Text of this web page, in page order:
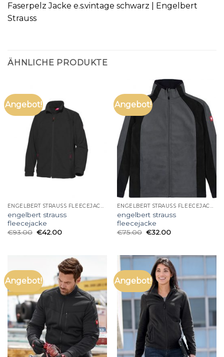
Faserpelz Jacke e.s.vintage schwarz | Engelbert
Strauss
ÄHNLICHE PRODUKTE
Angebot!
ENGELBERT STRAUSS FLEECEJACKE
engelbert strauss
fleecejacke
€93.00 €42.00
Angebot!
ENGELBERT STRAUSS FLEECEJACKE
engelbert strauss
fleecejacke
€75.00 €32.00
Angebot! Angebot!